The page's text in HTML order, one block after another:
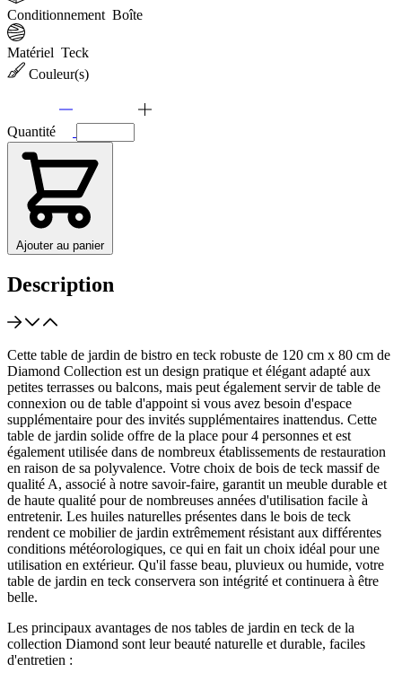
Conditionnement Boîte
Matériel Teck
Couleur(s)
Quantité
Ajouter au panier
Description
Cette table de jardin de bistro en teck robuste de 120 cm x 80 cm de
Diamond Collection est un design pratique et élégant adapté aux
petites terrasses ou balcons, mais peut également servir de table de
connexion ou de table d'appoint si vous avez besoin d'espace
supplémentaire pour des invités supplémentaires inattendus. Cette
table de jardin solide offre de la place pour 4 personnes et est
également utilisée dans de nombreux établissements de restauration
en raison de sa polyvalence. Votre choix de bois de teck massif de
qualité A, associé à notre savoir-faire, garantit un meuble durable et
de haute qualité pour de nombreuses années d'utilisation facile à
entretenir. Les huiles naturelles présentes dans le bois de teck
rendent ce mobilier de jardin extrêmement résistant aux différentes
conditions météorologiques, ce qui en fait un choix idéal pour une
utilisation en extérieur. Qu'il fasse beau, pluvieux ou humide, votre
table de jardin en teck conservera son intégrité et continuera à être
belle.
Les principaux avantages de nos tables de jardin en teck de la
collection Diamond sont leur beauté naturelle et durable, faciles
d'entretien :